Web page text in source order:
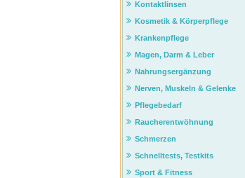
Kontaktlinsen
Kosmetik & Körperpflege
Krankenpflege
Magen, Darm & Leber
Nahrungsergänzung
Nerven, Muskeln & Gelenke
Pflegebedarf
Raucherentwöhnung
Schmerzen
Schnelltests, Testkits
Sport & Fitness